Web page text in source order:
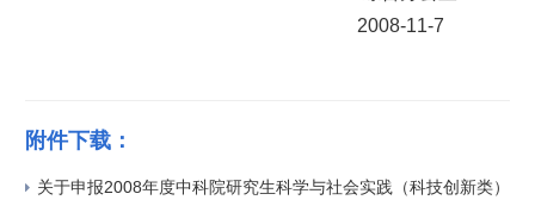
2008-11-7
附件下载：
关于申报2008年度中科院研究生科学与社会实践（科技创新类）